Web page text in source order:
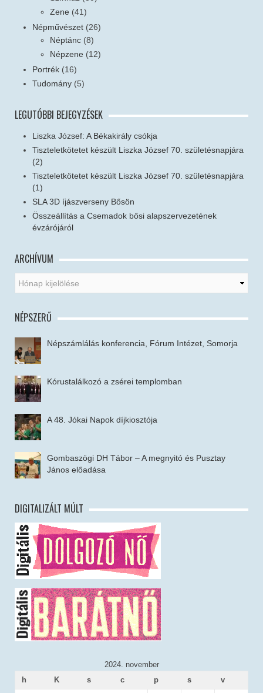
Zene (41)
Népművészet (26)
Néptánc (8)
Népzene (12)
Portrék (16)
Tudomány (5)
LEGUTÓBBI BEJEGYZÉSEK
Liszka József: A Békakirály csókja
Tiszteletkötetet készült Liszka József 70. születésnapjára
(2)
Tiszteletkötetet készült Liszka József 70. születésnapjára
(1)
SLA 3D íjászverseny Bősön
Összeállítás a Csemadok bősi alapszervezetének
évzárójáról
ARCHÍVUM
NÉPSZERŰ
Népszámlálás konferencia, Fórum Intézet, Somorja
Kórustalálkozó a zsérei templomban
A 48. Jókai Napok díjkiosztója
Gombaszögi DH Tábor – A megnyitó és Pusztay
János előadása
DIGITALIZÁLT MÚLT
2024. november
h
K s c p s v